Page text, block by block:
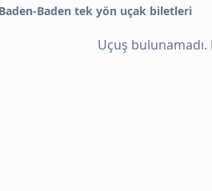
Baden tek yön uçak biletleri
Uçuş